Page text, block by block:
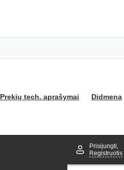
Prekių tech. aprašymai Didmena
Prisijungti,
Registruotis